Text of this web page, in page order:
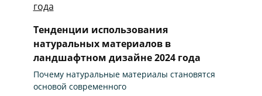
Тенденции использования
натуральных материалов в
ландшафтном дизайне 2024 года
Почему натуральные материалы становятся
основой современного